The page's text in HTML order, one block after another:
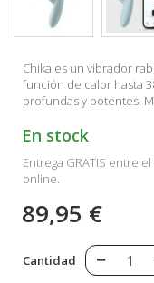
Chika es un vibrador
función de calor hasta
profundas y potentes.
En stock
Entrega GRATIS entre el
online.
89,95 €
Cantidad